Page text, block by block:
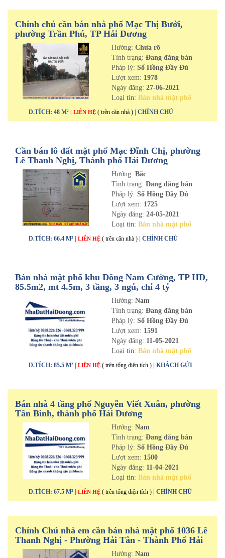
Chính chủ cần bán nhà phố Mạc Thị Bưởi,
phường Trần Phú, TP Hải Dương
Hướng: Chưa rõ
Tình trạng: Đang đăng bán
Pháp lý: Sổ Hồng Đầy Đủ
Lượt xem: 1978
Ngày đăng: 27-06-2021
Loại tin: Bán nhà mặt phố
D.TÍCH: 48 M² | LIÊN HỆ ( trên căn nhà ) | CHÍNH CHỦ
Cần bán lô đất mặt phố Mạc Đĩnh Chị, phường
Lê Thanh Nghị, Thành phố Hải Dương
Hướng: Bắc
Tình trạng: Đang đăng bán
Pháp lý: Sổ Hồng Đầy Đủ
Lượt xem: 1725
Ngày đăng: 24-05-2021
Loại tin: Bán nhà mặt phố
D.TÍCH: 66.4 M² | LIÊN HỆ ( trên căn nhà ) | CHÍNH CHỦ
Bán nhà mặt phố khu Đông Nam Cường, TP HD,
85.5m2, mt 4.5m, 3 tầng, 3 ngủ, chỉ 4 tỷ
Hướng: Nam
Tình trạng: Đang đăng bán
Pháp lý: Sổ Hồng Đầy Đủ
Lượt xem: 1591
Ngày đăng: 11-05-2021
Loại tin: Bán nhà mặt phố
D.TÍCH: 85.5 M² | LIÊN HỆ ( trên tổng diện tích ) | KHÁCH GỬI
Bán nhà 4 tầng phố Nguyễn Viết Xuân, phường
Tân Bình, thành phố Hải Dương
Hướng: Nam
Tình trạng: Đang đăng bán
Pháp lý: Sổ Hồng Đầy Đủ
Lượt xem: 1500
Ngày đăng: 11-04-2021
Loại tin: Bán nhà mặt phố
D.TÍCH: 67.5 M² | LIÊN HỆ ( trên tổng diện tích ) | CHÍNH CHỦ
Chính Chủ nhà em cần bán nhà mặt phố 1036 Lê
Thanh Nghị - Phường Hải Tân - Thành Phố Hải
Dương
Hướng: Nam